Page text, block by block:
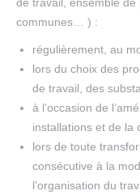
communes… ) :
régulièrement, au
lors du choix des
de travail, des
à l’occasion de
installations et de la
lors de toute
consécutive à la
l’organisation du